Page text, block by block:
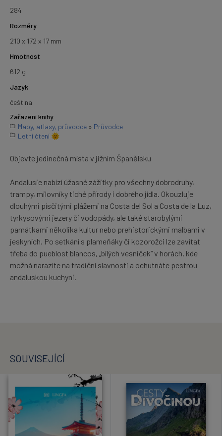
284
Rozměry
210 x 172 x 17 mm
Hmotnost
612 g
Jazyk
čeština
Zařazení knihy
Mapy, atlasy, průvodce » Průvodce
Letní čtení 🌞
Objevte jedinečná místa v jižním Španělsku
Andalusie nabízí úžasné zážitky pro všechny dobrodruhy,
trampy, milovníky tiché přírody i dobrého jídla. Okouzluje
dlouhými písčitými plážemi na Costa del Sol a Costa de la Luz,
tyrkysovými jezery či vodopády, ale také starobylými
památkami několika kultur nebo prehistorickými malbami v
jeskyních. Po setkání s plameňáky či kozorožci lze zavítat
třeba do pueblost blancos, „bílých vesniček“ v horách, kde
možná narazíte na tradiční slavnosti a ochutnáte pestrou
andaluskou kuchyni.
SOUVISEJÍCÍ